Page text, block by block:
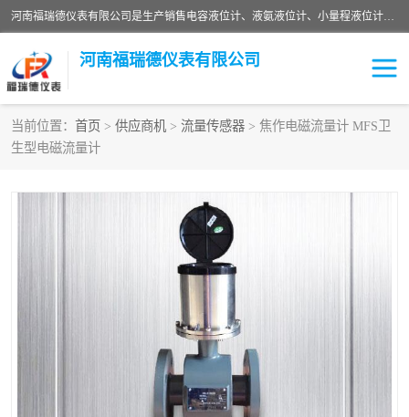
河南福瑞德仪表有限公司是生产销售电容液位计、液氨液位计、小量程液位计定制、智能锅炉水位计、液氮液位计等；并在产品开发、研制的过程中，吸取国内外仪器仪表的技术精华，建立了一支高、精、尖的科研开发队伍，使产品性能不断升级。
河南福瑞德仪表有限公司
当前位置： 首页 > 供应商机 > 流量传感器 > 焦作电磁流量计 MFS卫
生型电磁流量计
液位计
液氮液位计
差压变送器 液位计传感器定制
物位计
测漏仪